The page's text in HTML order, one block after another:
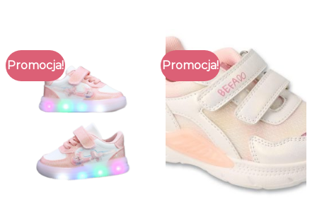
Promocja! Promocja!